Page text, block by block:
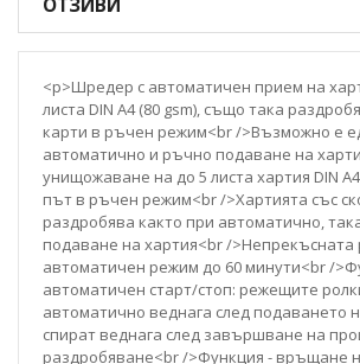
ОТЗИВИ
<p>Шредер с автоматичен прием на
листа DIN A4 (80 gsm), също така
карти в ръчен режим<br />Възможно е
автоматично и ръчно подаване на
унищожаване на до 5 листа хартия DIN
път в ръчен режим<br />Хартията със
раздробява както при автоматично,
подаване на хартия<br />Непрекъсната
автоматичен режим до 60 минути<br /
автоматичен старт/стоп: режещите
автоматично веднага след подаването
спират веднага след завършване на
раздробяване<br />Функция - връщане